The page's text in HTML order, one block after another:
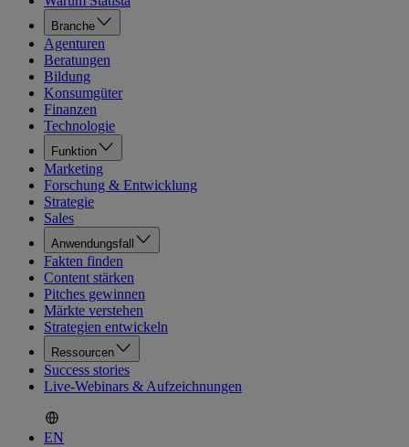
Branche
Agenturen
Beratungen
Bildung
Konsumgüter
Finanzen
Technologie
Funktion
Marketing
Forschung & Entwicklung
Strategie
Sales
Anwendungsfall
Fakten finden
Content stärken
Pitches gewinnen
Märkte verstehen
Strategien entwickeln
Ressourcen
Success stories
Live-Webinars & Aufzeichnungen
EN